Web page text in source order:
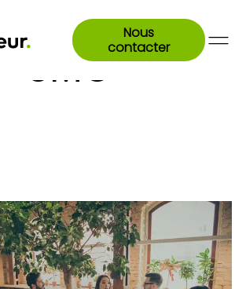
Nous
contacter
SMO